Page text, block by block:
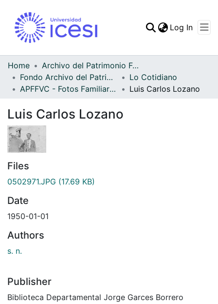
Statistics
Log In
Home
Archivo del Patrimonio Fotográfico y Fílmico del Valle del Cauca
Fondo Archivo del Patrimonio Fotográfico y Fílmico del Valle del Cauca
Lo Cotidiano
APFFVC - Fotos Familiares - Patrimonial
Luis Carlos Lozano
Luis Carlos Lozano
Files
0502971.JPG (17.69 KB)
Date
1950-01-01
Authors
s. n.
Publisher
Biblioteca Departamental Jorge Garces Borrero